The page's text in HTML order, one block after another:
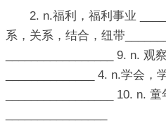
2. n.福利，福利事业
系，关系，结合，纽带
_________________ 9. n. 观
______________ 4. n.学会，
_________________ 10. n.